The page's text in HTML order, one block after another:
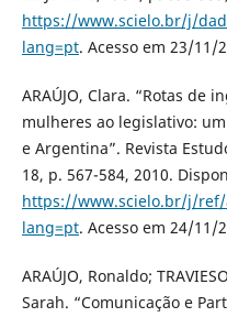
https://www.scielo.br/j/
lang=pt. Acesso em 23/11/
ARAÚJO, Clara. “Rotas de
mulheres ao legislativo:
e Argentina”. Revista
18, p. 567-584, 2010.
https://www.scielo.br/j/ref/
lang=pt. Acesso em 24/11/
ARAÚJO, Ronaldo;
Sarah. “Comunicação e